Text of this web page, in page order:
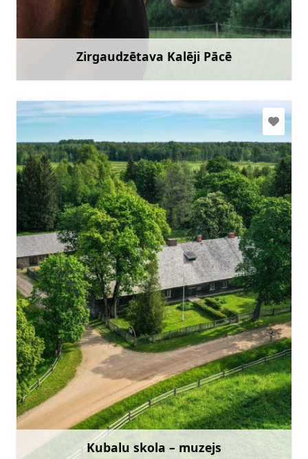
Zirgaudzētava Kalēji Pācē
Kubalu skola – muzejs
kubaluskolamuzejs@talsi.lv
+371 26332238
Doties